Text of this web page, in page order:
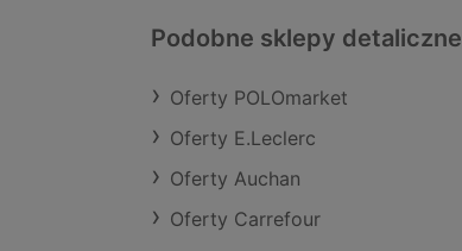
Podobne sklepy detaliczne
Oferty POLOmarket
Oferty E.Leclerc
Oferty Auchan
Oferty Carrefour